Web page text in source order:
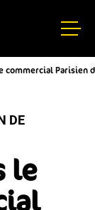
commercial Parisien
DE
le